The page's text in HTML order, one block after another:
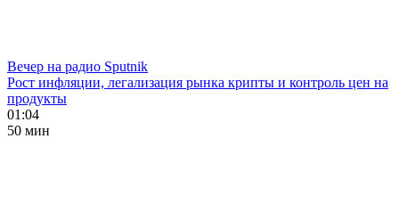
Вечер на радио Sputnik
Рост инфляции, легализация рынка крипты и контроль цен на
продукты
01:04
50 мин